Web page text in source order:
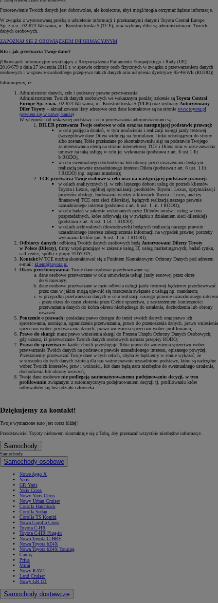
Pozostawienie Twoich danych jest dobrowolne, ale konieczne, abyś mógł/mogła otrzymać żądane informacje.
W związku z wystosowaną prośbą o udzielenie informacji i przekazanymi danymi Toyota Central Europe
Sp. z o.o., 02-673 Warszawa, ul. Konstruktorska 5 (TCE), oraz wybrany diler są administratorami Twoich
danych osobowych.
ZAPOZNAJ SIĘ Z OBOWIĄZKIEM INFORMACYJNYM
Kto i jak przetwarza Twoje dane?
(Obowiązek informacyjny wynikający z Rozporządzenia Parlamentu Europejskiego i Rady (UE)
2016/679 z dnia 27 kwietnia 2016 r. w sprawie ochrony osób fizycznych w związku z przetwarzaniem danych
osobowych i w sprawie swobodnego przepływu takich danych oraz uchylenia dyrektywy 95/46/WE (RODO))
Informujemy, iż:
Administrator danych, cele i podstawy prawne przetwarzania:
Administratorem Twoich danych osobowych we wskazanym poniżej zakresie są Toyota Central
Europe Sp. z o.o. , 02-673 Warszawa, ul. Konstruktorska 5 (TCE) oraz wybrany Autoryzowany
Diler Toyoty – aktualizowane listy adresowe oraz dane kontaktowe są na stronie www.toyota.pl
(otwiera się w nowej karcie)
W zależności od wskazanej podstawy i celu przetwarzania administratorami są:.
DILER przetwarza Twoje osobowe w celu oraz na następującej podstawie prawnej:
w celu podjęcia działań, w tym umówienia i realizacji usługi jazdy testowej
(szczegółowe dane Dilera widnieją na formularzu, linku odsyłającym do strony
albo zostaną Tobie przekazane po skontaktowaniu się) na podstawie Twojego
zainteresowania ofertą na stronie internetowej TCE i Dilera oraz w razie zawarcia
umowy na taką usługę w celu jej wykonania (podstawa z art. 6 ust 1 lit.
b RODO),
w celu ewentualnego dochodzenia lub obrony przed roszczeniami będącym
realizacją prawnie uzasadnionego interesu Dilera (podstawa z art. 6 ust. 1 lit.
f RODO) (np. zapłata mandatu);
TCE przetwarza Twoje osobowe w celu oraz na następującej podstawie prawnej:
w celach analitycznych tj. w celu lepszego doboru usług do potrzeb klientów
Toyota i Lexus, ogólnej optymalizacji produktów Toyota i Lexus, optymalizacji
procesów obsługi, budowania wiedzy o klientach Toyota i Lexus, analizy
finansowej TCE oraz sieci dilerskiej, będących realizacją naszego prawnie
uzasadnionego interesu (podstawa z art. 6 ust. 1 lit. f RODO);
w celu badań w zakresie wykonanych przez Dilerów umów i usług w tym
posprzedażnych, które odbywają się w związku z działaniem sieci dilerskiej)
(podstawa z art. 6 ust. 1 lit. f RODO);
w celach archiwalnych (dowodowych) będących realizacją naszego prawnie
uzasadnionego interesu zabezpieczenia informacji na wypadek prawnej potrzeby
wykazania faktów (art. 6 ust. 1 lit. f RODO);
Odbiorcy danych: odbiorcą Twoich danych osobowych będą Autoryzowani Dilerzy Toyoty
w Polsce (Dilerzy) , firmy współpracujące w zakresie usług IT, usług marketingowych, badań rynku,
call center, spółki z grupy TOYOTA;
Kontakt:W TCE można skontaktować się z Punktem Kontaktowym Ochrony Danych pod adresem
e-mail: klient@toyota.pl
Okres przechowywania: Twoje dane osobowe przechowywane są:
dane osobowe przetwarzane w celu umówienia usługi jazdy testowej przez okres
do 6 miesięcy;
dane osobowe przetwarzane w razie odbycia usługi jazdy testowej będziemy przechowywać
przez czas w jakim mogą ujawnić się roszczenia związane z usługą np. mandatem;
w przypadku przetwarzania danych w celu realizacji naszego prawnie uzasadnionego interesu
- przez okres do czasu złożenia przez Ciebie sprzeciwu, z zastrzeżeniem konieczności
przetwarzania danych do końca okresu niezbędnego do ustalenia, dochodzenia lub obrony
roszczeń.
Pouczenie o prawach: posiadasz prawo dostępu do treści swoich danych oraz prawo ich
sprostowania, usunięcia, ograniczenia przetwarzania, prawo do przenoszenia danych, prawo wniesienia
sprzeciwu wobec przetwarzania danych, prawo wniesienia sprzeciwu wobec profilowania;
Prawo do skargi: masz prawo wniesienia skargi do Prezesa Urzędu Ochrony Danych Osobowych,
gdy uznasz, iż przetwarzanie Twoich danych osobowych narusza przepisy RODO;
Prawo do sprzeciwu:w każdej chwili przysługuje Tobie prawo do wniesienia sprzeciwu wobec
przetwarzania Twoich danych na podstawie prawnie uzasadnionego interesu, opisanego powyżej.
Przestaniemy przetwarzać Twoje dane w tych celach, chyba że będziemy w stanie wykazać, że
w stosunku do tych danych istnieją dla nas ważne prawnie uzasadnione podstawy, które są nadrzędne
wobec Twoich interesów, praw i wolności, lub dane będą nam niezbędne do ewentualnego ustalenia,
dochodzenia lub obrony roszczeń;
Twoje dane osobowe nie podlegają zautomatyzowanemu podejmowaniu decyzji, w tym
profilowaniu związanym z automatycznym podejmowaniem decyzji tj. profilowaniu które
odbywałoby się bez udziału człowieka.
Dziękujemy za kontakt!
Twoje wymarzone auto jest coraz bliżej!
Przedstawiciel Toyoty niebawem skontaktuje się z Tobą, aby przekazać wszystkie niezbędne informacje.
Samochody
Samochody
Samochody osobowe
Nowe Aygo X
Yaris
GR Yaris
Yaris Cross
Nowy Yaris Cross
Nowy Urban Cruiser
Corolla Hatchback
Corolla Sedan
Corolla TS Kombi
Nowa Corolla Cross
Toyota C-HR
Toyota C-HR Plug-in
Nowa Toyota C-HR+
Nowa Toyota bZ4X
Nowa Toyota bZ4X Touring
Camry
Prius
Mirai
Nowy RAV4
Land Cruiser
Nowy GR GT
Samochody dostawcze